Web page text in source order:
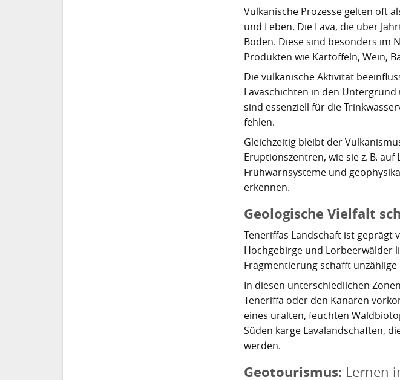
Vulkanische Prozesse gelten oft
und Leben. Die Lava, die über
Böden. Diese sind besonders im
Produkten wie Kartoffeln, Wein,
Die vulkanische Aktivität
Lavaschichten in den
sind essenziell für die
fehlen.
Gleichzeitig bleibt der
Eruptionszentren, wie sie z. B.
Frühwarnsysteme und
erkennen.
Geologische Vielfalt
Teneriffas Landschaft ist geprägt
Hochgebirge und Lorbeerwälder
Fragmentierung schafft
In diesen unterschiedlichen
Teneriffa oder den Kanaren
eines uralten, feuchten
Süden karge Lavalandschaften,
werden.
Geotourismus: Lernen